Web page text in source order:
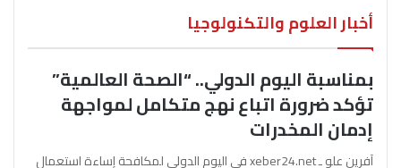
أخبار العلوم والتكنولوجيا
بمناسبة اليوم الدولي.. “الصحة العالمية”
تؤكد ضرورة اتباع نهج متكامل لمواجهة
إدمان المخدرات
آفرين علو ـ xeber24.net في اليوم الدولي لمكافحة إساءة استعمال